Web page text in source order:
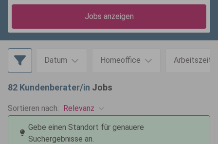
Jobs anzeigen
Datum Homeoffice Arbeitszeit
82 Kundenberater/in Jobs
Sortieren nach: Relevanz
Gebe einen Standort für genauere
Suchergebnisse an.